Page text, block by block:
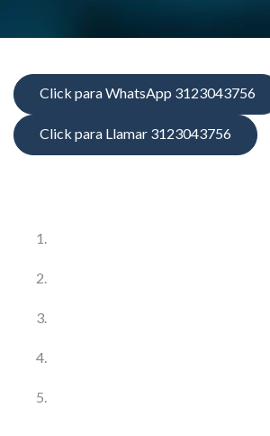
Click para WhatsApp 3123043756
Click para Llamar 3123043756